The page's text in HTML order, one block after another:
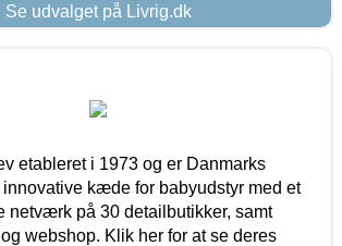
Se udvalget på Livrig.dk
etableret i 1973 og er Danmarks
kæde for babyudstyr med et
netværk på 30 detailbutikker, samt
webshop. Klik her for at se deres